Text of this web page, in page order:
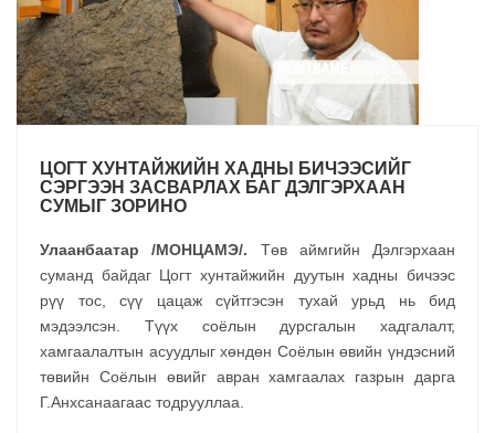
ЦОГТ ХУНТАЙЖИЙН ХАДНЫ БИЧЭЭСИЙГ
СЭРГЭЭН ЗАСВАРЛАХ БАГ ДЭЛГЭРХААН
СУМЫГ ЗОРИНО
Улаанбаатар /МОНЦАМЭ/. Төв аймгийн Дэлгэрхаан
суманд байдаг Цогт хунтайжийн дуутын хадны бичээс
рүү тос, сүү цацаж сүйтгэсэн тухай урьд нь бид
мэдээлсэн. Түүх соёлын дурсгалын хадгалалт,
хамгаалалтын асуудлыг хөндөн Соёлын өвийн үндэсний
төвийн Соёлын өвийг авран хамгаалах газрын дарга
Г.Анхсанаагаас тодрууллаа.